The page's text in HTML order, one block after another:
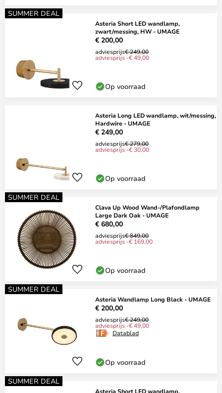
SUMMER DEAL
Asteria Short LED wandlamp,
zwart/messing, HW - UMAGE
€ 200,00
adviesprijs€ 249,00
adviesprijs -€ 49,00
Op voorraad
Asteria Long LED wandlamp, wit/messing,
Hardwire - UMAGE
€ 249,00
adviesprijs€ 279,00
adviesprijs -€ 30,00
Op voorraad
SUMMER DEAL
Clava Up Wood Wand-/Plafondlamp
Large Dark Oak - UMAGE
€ 680,00
adviesprijs€ 849,00
adviesprijs -€ 169,00
Op voorraad
SUMMER DEAL
Asteria Wandlamp Long Black - UMAGE
€ 200,00
adviesprijs€ 249,00
adviesprijs -€ 49,00
Datablad
Op voorraad
SUMMER DEAL
Asteria Short LED wandlamp,